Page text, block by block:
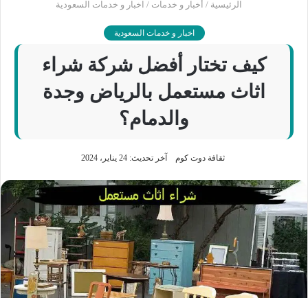
الرئيسية / أخبار و خدمات / اخبار و خدمات السعودية
اخبار و خدمات السعودية
كيف تختار أفضل شركة شراء
اثاث مستعمل بالرياض وجدة
والدمام؟
ثقافة دوت كوم آخر تحديث: 24 يناير، 2024